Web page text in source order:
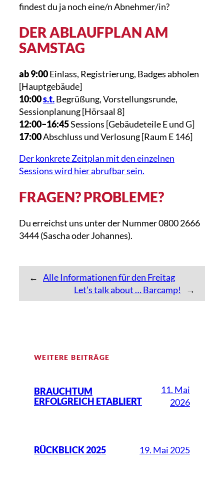
findest du ja noch eine/n Abnehmer/in?
DER ABLAUFPLAN AM
SAMSTAG
ab 9:00Einlass, Registrierung, Badges abholen
[Hauptgebäude]
10:00s.t.Begrüßung, Vorstellungsrunde,
Sessionplanung [Hörsaal 8]
12:00–16:45Sessions [Gebäudeteile E und G]
17:00Abschluss und Verlosung [Raum E 146]
Der konkrete Zeitplan mit den einzelnen
Sessions wird hier abrufbar sein.
FRAGEN? PROBLEME?
Du erreichst uns unter der Nummer 0800 2666
3444 (Sascha oder Johannes).
← Alle Informationen für den Freitag
Let’s talk about … Barcamp!
→
WEITERE BEITRÄGE
BRAUCHTUM
ERFOLGREICH ETABLIERT
11. Mai
2026
RÜCKBLICK 2025 19. Mai 2025